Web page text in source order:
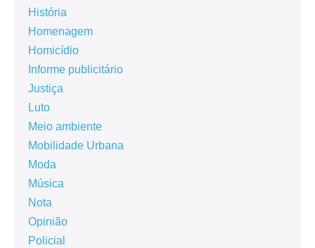
História
Homenagem
Homicídio
Informe publicitário
Justiça
Luto
Meio ambiente
Mobilidade Urbana
Moda
Música
Nota
Opinião
Policial